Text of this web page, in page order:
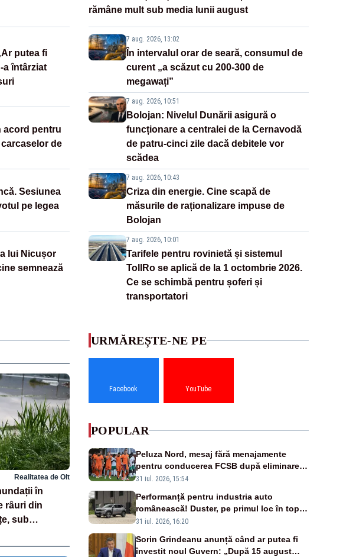
putea fi
a întârziat
acord pentru
de
Sesiunea
pe legea
lui Nicușor
semnează
rămâne mult sub media lunii august
7 aug. 2026, 13:02
În intervalul orar de seară, consumul de
curent „a scăzut cu 200-300 de
megawați”
7 aug. 2026, 10:51
Bolojan: Nivelul Dunării asigură o
funcționare a centralei de la Cernavodă
de patru-cinci zile dacă debitele vor
scădea
7 aug. 2026, 10:43
Criza din energie. Cine scapă de
măsurile de raționalizare impuse de
Bolojan
7 aug. 2026, 10:01
Tarifele pentru rovinietă și sistemul
TollRo se aplică de la 1 octombrie 2026.
Ce se schimbă pentru șoferi și
transportatori
Realitatea de Olt
în
râuri din
sub
URMĂREȘTE-NE PE
Facebook YouTube
POPULAR
Peluza Nord, mesaj fără menajamente
pentru conducerea FCSB după eliminarea
rușinoasă din Conference League
31 iul. 2026, 15:54
Performanță pentru industria auto
românească! Duster, pe primul loc în topul
vânzărilor din Ucraina
31 iul. 2026, 16:20
Sorin Grindeanu anunță când ar putea fi
învestit noul Guvern: „După 15 august